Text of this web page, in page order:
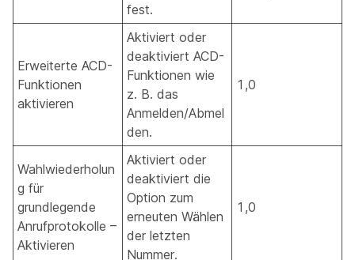
fest.
Erweiterte ACD-
Funktionen
aktivieren
Aktiviert oder
deaktiviert ACD-
Funktionen wie
z. B. das
Anmelden/Abmel
den.
1,0
Wahlwiederholun
g für
grundlegende
Anrufprotokolle –
Aktivieren
Aktiviert oder
deaktiviert die
Option zum
erneuten Wählen
der letzten
Nummer.
1,0